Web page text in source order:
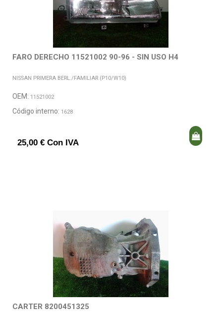
FARO DERECHO 11521002 90-96 - SIN USO H4
NISSAN PRIMERA BERL./FAMILIAR (P10/W10)
OEM: 11521002
Código interno: 1628
25,00 € Con IVA
CARTER 8200451325